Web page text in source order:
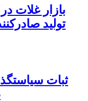
بازار غلات
تولید
ثبات